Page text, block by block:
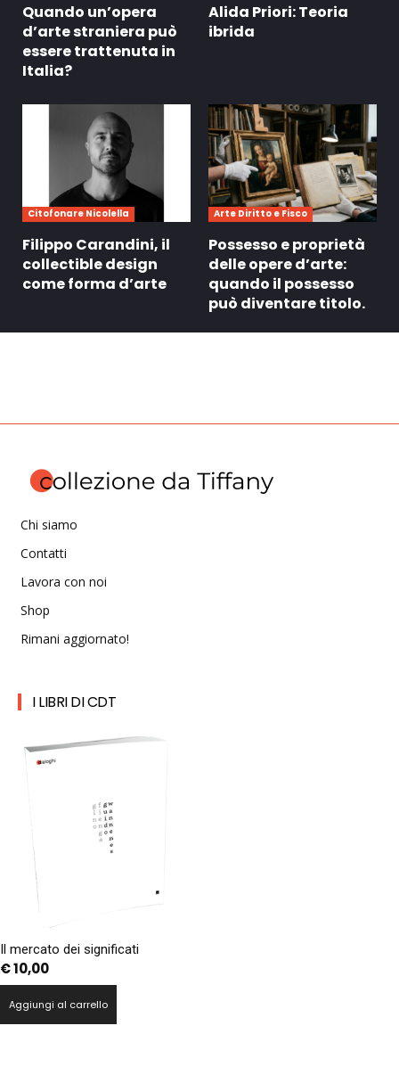
Quando un’opera
d’arte straniera può
essere trattenuta in
Italia?
Alida Priori: Teoria
ibrida
Citofonare Nicolella
Filippo Carandini, il
collectible design
come forma d’arte
Arte Diritto e Fisco
Possesso e proprietà
delle opere d’arte:
quando il possesso
può diventare titolo.
Chi siamo
Contatti
Lavora con noi
Shop
Rimani aggiornato!
I LIBRI DI CDT
Il mercato dei significati
€10,00
Aggiungi al carrello